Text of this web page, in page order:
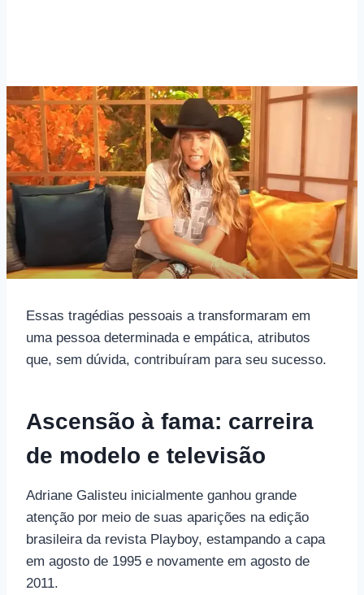
Essas tragédias pessoais a transformaram em
uma pessoa determinada e empática, atributos
que, sem dúvida, contribuíram para seu sucesso.
Ascensão à fama: carreira
de modelo e televisão
Adriane Galisteu inicialmente ganhou grande
atenção por meio de suas aparições na edição
brasileira da revista Playboy, estampando a capa
em agosto de 1995 e novamente em agosto de
2011.